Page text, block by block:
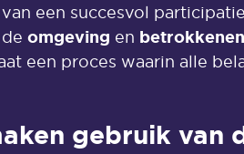
van een succesvol
omgeving en betrokkenen
een proces waarin alle
gebruik van